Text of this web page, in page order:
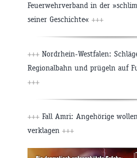
Feuerwehrverband in der
seiner Geschichte« +++
+++ Nordrhein-Westfalen:
Regionalbahn und prügeln auf
+++
+++ Fall Amri: Angehörige
verklagen +++